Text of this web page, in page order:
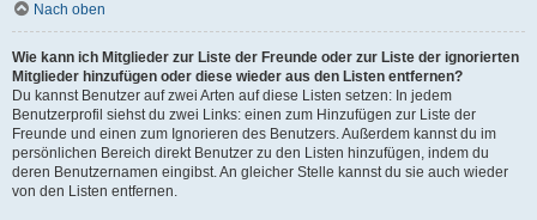
Nach oben
Wie kann ich Mitglieder zur Liste der Freunde oder zur Liste der ignorierten
Mitglieder hinzufügen oder diese wieder aus den Listen entfernen?
Du kannst Benutzer auf zwei Arten auf diese Listen setzen: In jedem
Benutzerprofil siehst du zwei Links: einen zum Hinzufügen zur Liste der
Freunde und einen zum Ignorieren des Benutzers. Außerdem kannst du im
persönlichen Bereich direkt Benutzer zu den Listen hinzufügen, indem du
deren Benutzernamen eingibst. An gleicher Stelle kannst du sie auch wieder
von den Listen entfernen.